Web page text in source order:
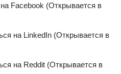
Facebook (Открывается в
на LinkedIn (Открывается в
на Reddit (Открывается в